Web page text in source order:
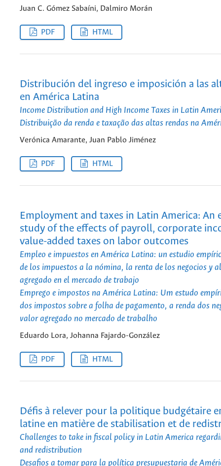
Juan C. Gómez Sabaíni, Dalmiro Morán
PDF HTML
Distribución del ingreso e imposición a las
en América Latina
Income Distribution and High Income Taxes in Latin
Distribuição da renda e taxação das altas rendas na
Verónica Amarante, Juan Pablo Jiménez
PDF HTML
Employment and taxes in Latin America: An
study of the effects of payroll, corporate
value-added taxes on labor outcomes
Empleo e impuestos en América Latina: un estudio
de los impuestos a la nómina, la renta de los negocios y
agregado en el mercado de trabajo
Emprego e impostos na América Latina: Um estudo
dos impostos sobre a folha de pagamento, a renda dos
valor agregado no mercado de trabalho
Eduardo Lora, Johanna Fajardo-González
PDF HTML
Défis à relever pour la politique budgétaire
latine en matière de stabilisation et de
Challenges to take in fiscal policy in Latin America
and redistribution
Desafios a tomar para la política presupuestaria de